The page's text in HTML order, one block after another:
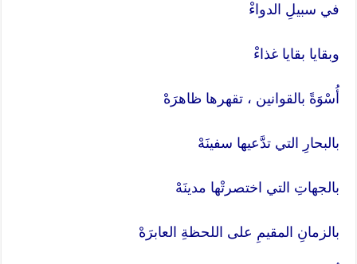
في سبيلِ الدواءْ
وبقايا بقايا غذاءْ
أُسْوَةً بالقوانين ، تقهرها ظاهرَهْ
بالبحارِ التي تدَّعيها سفينَهْ
بالجهاتِ التي اختصرتْها مدينَهْ
بالزمانِ المقيمِ على اللحظةِ العابرَهْ